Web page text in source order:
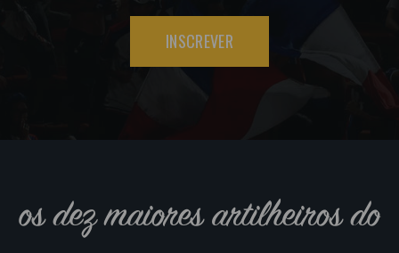
INSCREVER
os dez maiores artilheiros do